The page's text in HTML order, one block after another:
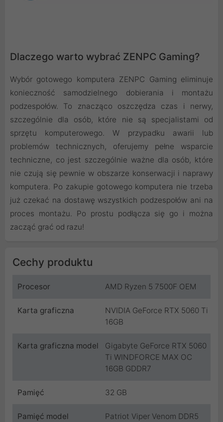
Dlaczego warto wybrać ZENPC Gaming?
Wybór gotowego komputera ZENPC Gaming eliminuje
konieczność samodzielnego dobierania i montażu
podzespołów. To znacząco oszczędza czas i nerwy,
szczególnie dla osób, które nie są specjalistami od
sprzętu komputerowego. W przypadku awarii lub
problemów technicznych, oferujemy pełne wsparcie
techniczne, co jest szczególnie ważne dla osób, które
nie czują się pewnie w obszarze konserwacji i naprawy
komputera. Po zakupie gotowego komputera nie trzeba
już czekać na dostawę wszystkich podzespołów ani na
proces montażu. Po prostu podłącza się go i można
zacząć grać od razu!
Cechy produktu
Procesor AMD Ryzen 5 7500F OEM
Karta graficzna
NVIDIA GeForce RTX 5060 Ti
16GB
Karta graficzna model
Gigabyte GeForce RTX 5060
Ti WINDFORCE MAX OC
16GB GDDR7
Pamięć 32 GB
Pamięć model
Patriot Viper Venom DDR5